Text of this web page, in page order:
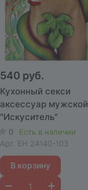
540 руб.
Кухонный секси
аксессуар мужской
"Искуситель"
0
Есть в наличии
Арт. EH 24140-103
В корзину